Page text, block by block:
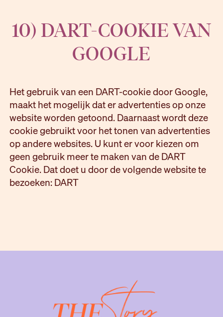
10) DART-COOKIE VAN
GOOGLE
Het gebruik van een DART-cookie door Google,
maakt het mogelijk dat er advertenties op onze
website worden getoond. Daarnaast wordt deze
cookie gebruikt voor het tonen van advertenties
op andere websites. U kunt er voor kiezen om
geen gebruik meer te maken van de DART
Cookie. Dat doet u door de volgende website te
bezoeken: DART